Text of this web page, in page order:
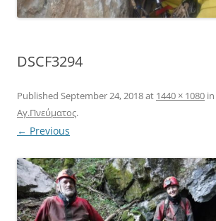
DSCF3294
Published September 24, 2018at 1440 × 1080 in
Αγ.Πνεύματος.
← Previous